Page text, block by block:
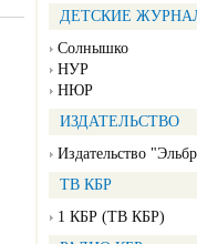
ДЕТСКИЕ
Солнышко
НУР
НЮР
ИЗДАТЕЛЬСТВО
Издательство
ТВ КБР
1 КБР (ТВ КБР)